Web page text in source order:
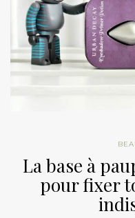
La base à
pour fixer